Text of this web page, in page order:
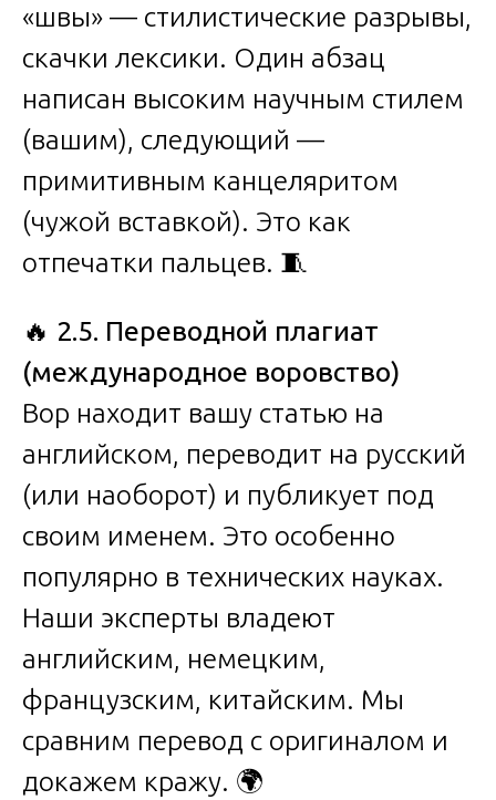
«швы» — стилистические разрывы,
скачки лексики. Один абзац
написан высоким научным стилем
(вашим), следующий —
примитивным канцеляритом
(чужой вставкой). Это как
отпечатки пальцев. 🧵
🔥 2.5. Переводной плагиат
(международное воровство)
Вор находит вашу статью на
английском, переводит на русский
(или наоборот) и публикует под
своим именем. Это особенно
популярно в технических науках.
Наши эксперты владеют
английским, немецким,
французским, китайским. Мы
сравним перевод с оригиналом и
докажем кражу. 🌍